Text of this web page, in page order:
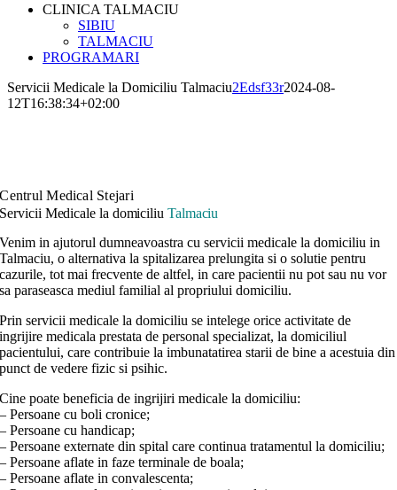
CLINICA TALMACIU
SIBIU
TALMACIU
PROGRAMARI
Servicii Medicale la Domiciliu Talmaciu2Edsf33r2024-08-
12T16:38:34+02:00
Centrul Medical Stejari
Servicii Medicale la domiciliu Talmaciu
Venim in ajutorul dumneavoastra cu servicii medicale la domiciliu in
Talmaciu, o alternativa la spitalizarea prelungita si o solutie pentru
cazurile, tot mai frecvente de altfel, in care pacientii nu pot sau nu vor
sa paraseasca mediul familial al propriului domiciliu.
Prin servicii medicale la domiciliu se intelege orice activitate de
ingrijire medicala prestata de personal specializat, la domiciliul
pacientului, care contribuie la imbunatatirea starii de bine a acestuia din
punct de vedere fizic si psihic.
Cine poate beneficia de ingrijiri medicale la domiciliu:
– Persoane cu boli cronice;
– Persoane cu handicap;
– Persoane externate din spital care continua tratamentul la domiciliu;
– Persoane aflate in faze terminale de boala;
– Persoane aflate in convalescenta;